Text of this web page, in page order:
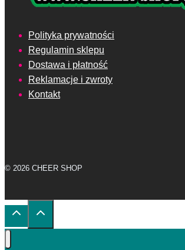
Polityka prywatności
Regulamin sklepu
Dostawa i płatność
Reklamacje i zwroty
Kontakt
© 2026 CHEER SHOP